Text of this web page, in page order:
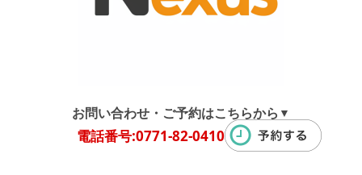
お問い合わせ・ご予約はこちらから ▼
電話番号:0771-82-0410